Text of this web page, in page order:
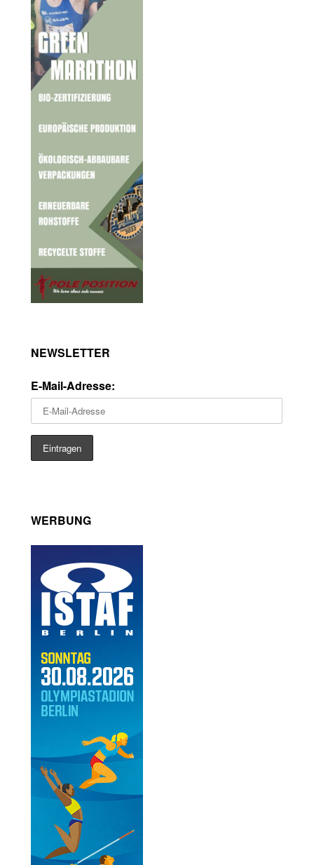
NEWSLETTER
E-Mail-Adresse:
WERBUNG